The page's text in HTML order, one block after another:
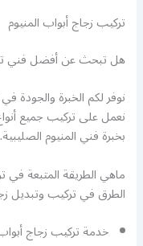
تركيب زجاج أبواب المنيوم
هل تبحث عن أفضل فني
نوفر لكم الخبرة والجودة
نعمل على تركيب جميع
بخبرة فني المنيوم الصليبية.
ماهي الطريقة المتبعة في
الطرق في تركيب وتبديل
خدمة تركيب زجاج